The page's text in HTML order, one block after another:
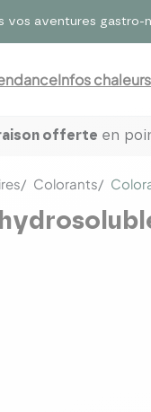
vos aventures gastro-
Infos
offerte en
Colorants